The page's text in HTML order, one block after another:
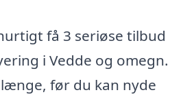
få 3 seriøse tilbud
i Vedde og omegn.
før du kan nyde